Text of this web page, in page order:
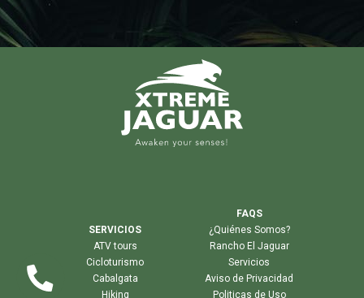
SERVICIOS
ATV tours
Cicloturismo
Cabalgata
Hiking
FAQS
¿Quiénes Somos?
Rancho El Jaguar
Servicios
Aviso de Privacidad
Politicas de Uso